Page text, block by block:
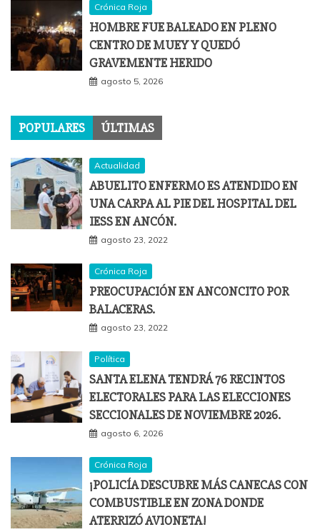
Crónica Roja
HOMBRE FUE BALEADO EN PLENO
CENTRO DE MUEY Y QUEDÓ
GRAVEMENTE HERIDO
agosto 5, 2026
POPULARES ÚLTIMAS
Actualidad
ABUELITO ENFERMO ES ATENDIDO EN
UNA CARPA AL PIE DEL HOSPITAL DEL
IESS EN ANCÓN.
agosto 23, 2022
Crónica Roja
PREOCUPACIÓN EN ANCONCITO POR
BALACERAS.
agosto 23, 2022
Política
SANTA ELENA TENDRÁ 76 RECINTOS
ELECTORALES PARA LAS ELECCIONES
SECCIONALES DE NOVIEMBRE 2026.
agosto 6, 2026
Crónica Roja
¡POLICÍA DESCUBRE MÁS CANECAS CON
COMBUSTIBLE EN ZONA DONDE
ATERRIZÓ AVIONETA!